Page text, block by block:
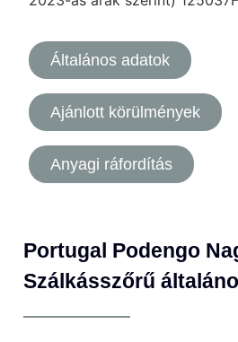
Általános adatok
Ajánlott körülmények
Anyagi ráfordítás
Portugal Podengo
Szálkásszőrű